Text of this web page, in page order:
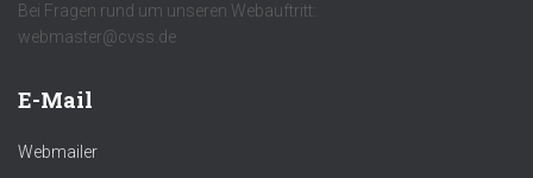
Bei Fragen rund um unseren Webauftritt:
webmaster@cvss.de
E-Mail
Webmailer